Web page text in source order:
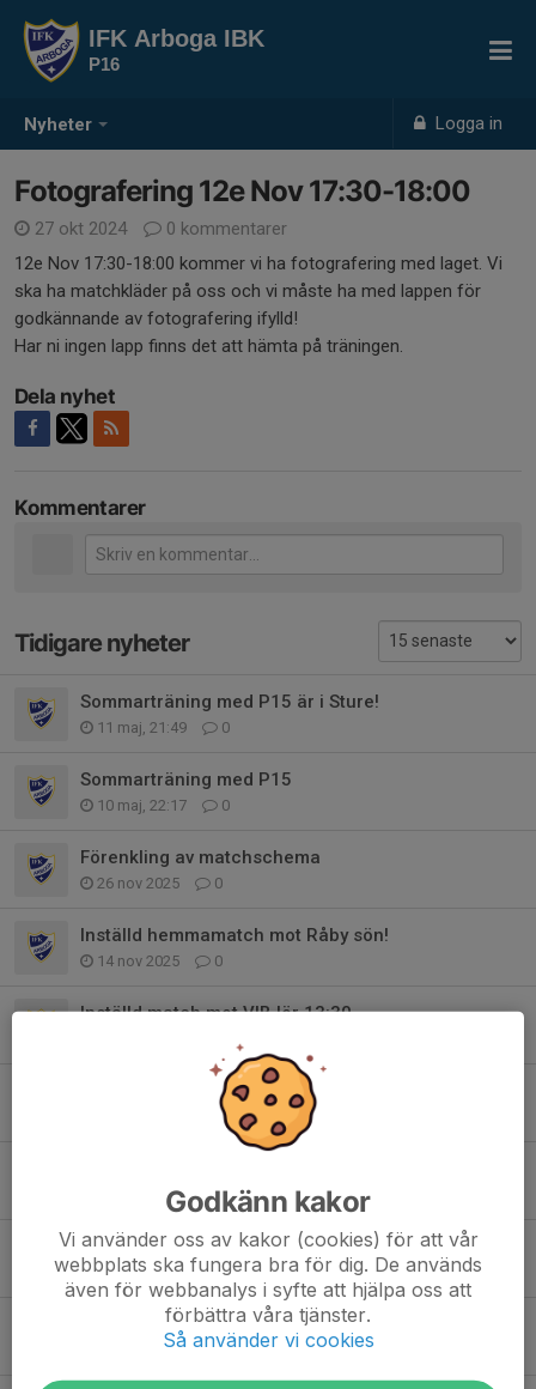
Nyheter Logga in
IFK Arboga IBK
P16
Fotografering 12e Nov 17:30-18:00
27 okt 2024
0 kommentarer
12e Nov 17:30-18:00 kommer vi ha fotografering med laget. Vi
ska ha matchkläder på oss och vi måste ha med lappen för
godkännande av fotografering ifylld!
Har ni ingen lapp finns det att hämta på träningen.
Dela nyhet
Kommentarer
Tidigare nyheter
Sommarträning med P15 är i Sture!
11 maj, 21:49 0
Sommarträning med P15
10 maj, 22:17 0
Förenkling av matchschema
26 nov 2025 0
Inställd hemmamatch mot Råby sön!
14 nov 2025 0
Inställd match mot VIB lör 13:30
Glöm inte betala medlemsavgiften
18 sep 2025 0
Framflyttad samlingstid till 11.45
1 feb 2025 0
Lagfördelning poolspel 2/2
31 jan 2025 0
Godkänn kakor
Vi använder oss av kakor (cookies) för att vår
webbplats ska fungera bra för dig. De används
även för webbanalys i syfte att hjälpa oss att
förbättra våra tjänster.
Så använder vi cookies